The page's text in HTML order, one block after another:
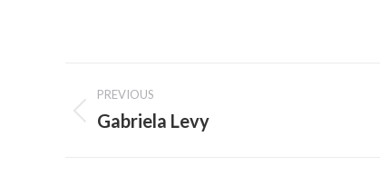
Post
navigation
PREVIOUS
Previous
Gabriela Levy